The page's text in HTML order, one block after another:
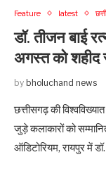
Feature latest
डॉ. तीजन बाई
अगस्त को शहीद
by bholuchand news
छत्तीसगढ़ की
जुड़े कलाकारों को
ऑडिटोरियम, रायपुर में